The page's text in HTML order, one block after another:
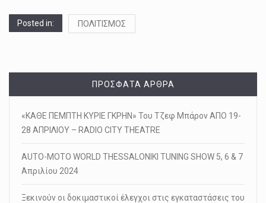
Posted in: ΠΟΛΙΤΙΣΜΟΣ
ΠΡΌΣΦΑΤΑ ΆΡΘΡΑ
«ΚΑΘΕ ΠΕΜΠΤΗ ΚΥΡΙΕ ΓΚΡΗΝ» Του Τζεφ Μπάρον ΑΠΟ 19-
28 ΑΠΡΙΛΙΟΥ – RADIO CITY THEATRE
AUTO-MOTO WORLD THESSALONIKI TUNING SHOW 5, 6 & 7
Απριλίου 2024
Ξεκινούν οι δοκιμαστικοί έλεγχοι στις εγκαταστάσεις του